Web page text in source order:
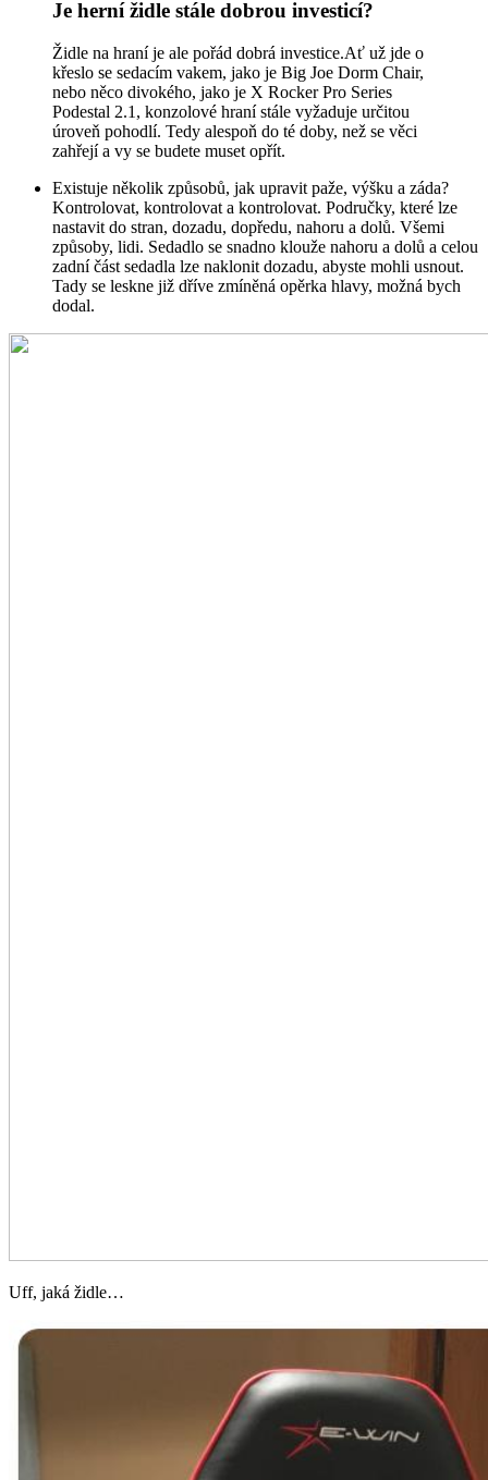
Je herní židle stále dobrou investicí?
Židle na hraní je ale pořád dobrá investice.Ať už jde o
křeslo se sedacím vakem, jako je Big Joe Dorm Chair,
nebo něco divokého, jako je X Rocker Pro Series
Podestal 2.1, konzolové hraní stále vyžaduje určitou
úroveň pohodlí. Tedy alespoň do té doby, než se věci
zahřejí a vy se budete muset opřít.
Existuje několik způsobů, jak upravit paže, výšku a záda?
Kontrolovat, kontrolovat a kontrolovat. Područky, které lze
nastavit do stran, dozadu, dopředu, nahoru a dolů. Všemi
způsoby, lidi. Sedadlo se snadno klouže nahoru a dolů a celou
zadní část sedadla lze naklonit dozadu, abyste mohli usnout.
Tady se leskne již dříve zmíněná opěrka hlavy, možná bych
dodal.
Uff, jaká židle…